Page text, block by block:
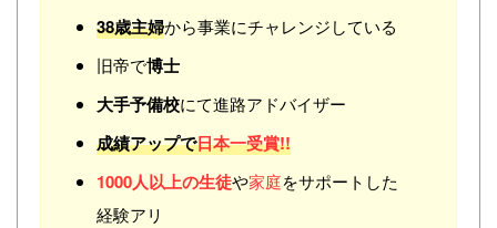
38歳主婦から事業にチャレンジしている
旧帝で博士
大手予備校にて進路アドバイザー
成績アップで日本一受賞!!
1000人以上の生徒や家庭をサポートした
経験アリ